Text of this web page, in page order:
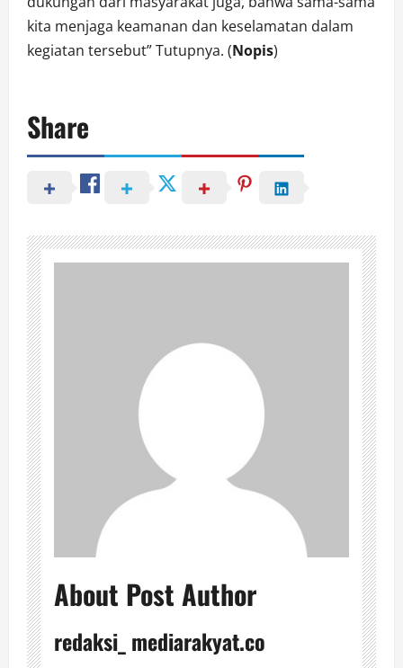
kita menjaga keamanan dan keselamatan dalam
kegiatan tersebut” Tutupnya. (Nopis)
Share
About Post Author
redaksi_ mediarakyat.co